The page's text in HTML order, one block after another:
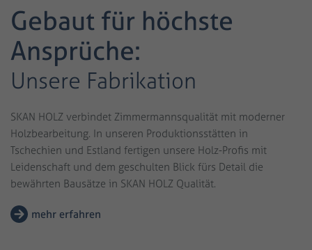
Gebaut für höchste
Ansprüche:
Unsere Fabrikation
SKAN HOLZ verbindet Zimmermannsqualität mit moderner
Holzbearbeitung. In unseren Produktionsstätten in
Tschechien und Estland fertigen unsere Holz-Profis mit
Leidenschaft und dem geschulten Blick fürs Detail die
bewährten Bausätze in SKAN HOLZ Qualität.
mehr erfahren